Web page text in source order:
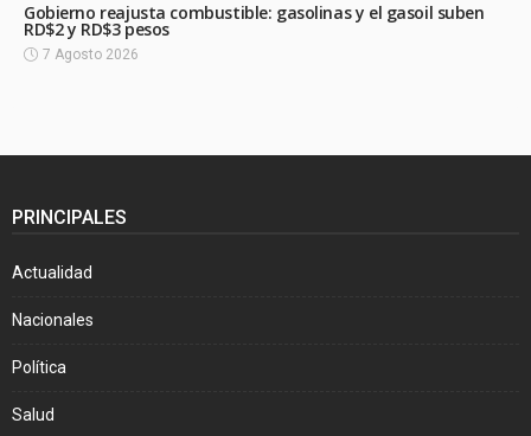
Gobierno reajusta combustible: gasolinas y el gasoil suben
RD$2 y RD$3 pesos
7 Agosto 2026
PRINCIPALES
Actualidad
Nacionales
Política
Salud